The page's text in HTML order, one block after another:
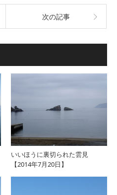
次の記事
いいほうに裏切られた雲見
【2014年7月20日】